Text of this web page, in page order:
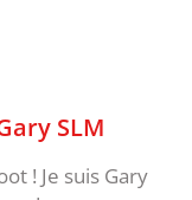
SLM
! Je suis Gary